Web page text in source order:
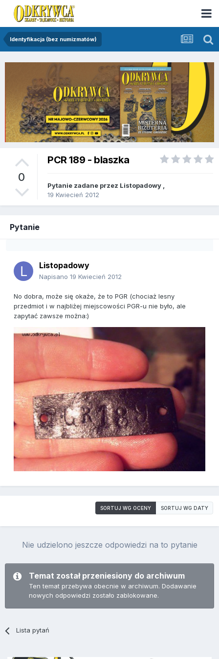
Identyfikacja (bez numizmatów)
0
PCR 189 - blaszka
Pytanie zadane przez Listopadowy
19 Kwiecień 2012
Pytanie
Listopadowy
Napisano 19 Kwiecień 2012
No dobra, może się okaże, że to PGR (chociaż lesny
przedmiot i w najbliżej miejscowości PGR-u nie było, ale
zapytać zawsze można:)
SORTUJ WG OCENY SORTUJ WG DATY
Nie udzielono jeszcze odpowiedzi na to pytanie
Temat został przeniesiony do archiwum
Ten temat przebywa obecnie w archiwum. Dodawanie
nowych odpowiedzi zostało zablokowane.
Lista pytań